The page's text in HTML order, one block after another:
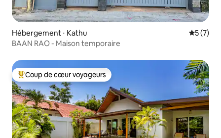
Hébergement ⋅ Kathu
5 (7)
BAAN RAO - Maison temporaire
Coups de cœur voyageurs les plus appréciés
Coup de cœur voyageurs